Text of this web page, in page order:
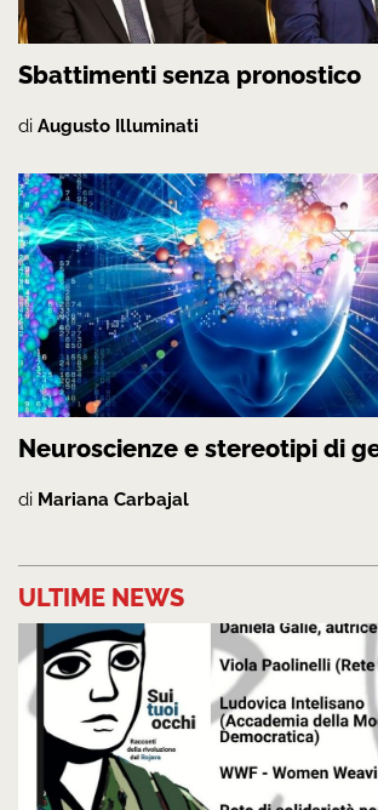
Sbattimenti senza pronostico
di Augusto Illuminati
Neuroscienze e stereotipi di
di Mariana Carbajal
ULTIME NEWS